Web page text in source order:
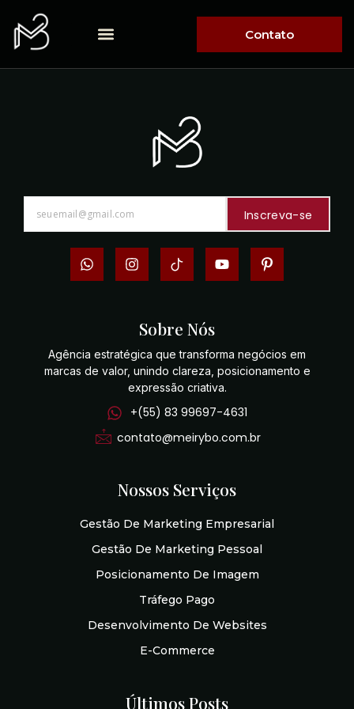
Contato
Inscreva-se
Sobre Nós
Agência estratégica que transforma negócios em
marcas de valor, unindo clareza, posicionamento e
expressão criativa.
+(55) 83 99697-4631
contato@meirybo.com.br
Nossos Serviços
Gestão De Marketing Empresarial
Gestão De Marketing Pessoal
Posicionamento De Imagem
Tráfego Pago
Desenvolvimento De Websites
E-Commerce
Últimos Posts